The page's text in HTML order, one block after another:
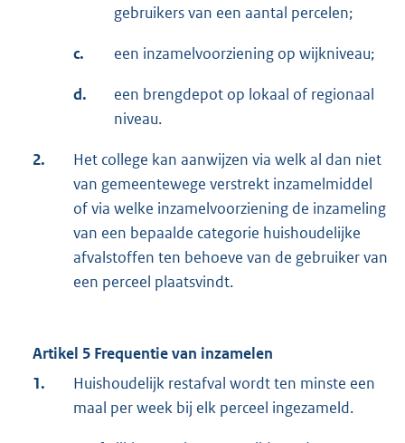
gebruikers van een aantal percelen;
c. een inzamelvoorziening op wijkniveau;
d.
een brengdepot op lokaal of regionaal
niveau.
2.
Het college kan aanwijzen via welk al dan niet
van gemeentewege verstrekt inzamelmiddel
of via welke inzamelvoorziening de inzameling
van een bepaalde categorie huishoudelijke
afvalstoffen ten behoeve van de gebruiker van
een perceel plaatsvindt.
Artikel 5 Frequentie van inzamelen
1.
Huishoudelijk restafval wordt ten minste een
maal per week bij elk perceel ingezameld.